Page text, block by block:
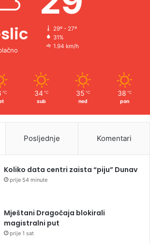
29º - 27º
31%
1.94 km/h
℃ 34 ℃
sub
35 ℃
ned
38 ℃
pon
Posljednje Komentari
Koliko data centri zaista “piju” Dunav
prije 54 minute
Mještani Dragočaja blokirali
magistralni put
prije 1 sat